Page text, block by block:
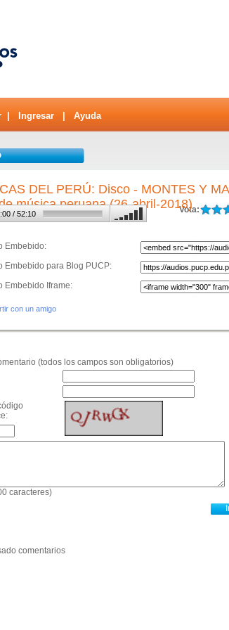
Ingresar Ayuda
DEL PERÚ: Disco - MONTES Y
música peruana (26-abril-2018)
Vota:
/ 52:10
Embebido:
Embebido para Blog PUCP:
Embebido Iframe:
con un amigo
(todos los campos son obligatorios)
caracteres)
comentarios